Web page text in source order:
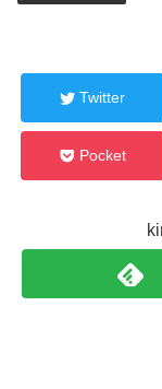
Twitter
Pocket